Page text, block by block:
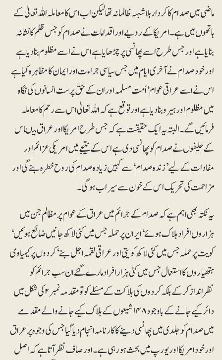
ماضی میں صدام کا کردار بلاشبہہ ظالمانہ تھا لیکن اب اس کامعاملہ اللہ تعالیٰ کے
ہاتھوں میں ہے۔ امریکا کے رویے اور اقدامات نے صدام کو جس ظلم کا نشانہ
بنایا ہے اور جس طرح اسے پھانسی پر چڑھایا ہے اس نے اسے مظلوم بنا دیا ہے
اور خود صدام نے آخری ایام میں جس سیاسی جراء ت اور ایمان کا مظاہرہ کیا ہے
اس نے اسے عراقی عوام‘ اُمت مسلمہ اور ان کے حق پرست انسانوں کی نگاہ
میں مظلوم اور ہیرو بنا دیا ہے اور توقع ہے کہ اللہ تعالیٰ اس سے رحم کا معاملہ
فرمائیں گے۔ البتہ یہ ایک حقیقت ہے کہ جس طرح امریکا اور عراق میںاس
کے حلیفوں نے صدام کو پھانسی دی ہے اس کے نتیجے میں امریکی عزائم اور
مفادات کے لیے ’زندہ صدام‘ سے کہیں زیادہ صدام کی روح خطرہ بنے گی اور
مزاحمت کی تحریک اس کے خون سے سیراب ہوگی۔
یہ نکتہ بھی اہم ہے کہ صدام کے جرائم میں عراق کے عوام پر مظالم جن میں
ہزاروں افراد ہلاک ہوئے‘ ایران پر حملہ جس میں کئی لاکھ جانیں ضائع ہوئیں‘
کویت پر حملہ جس میں کئی لاکھ کویتی اور عراقی لقمہ اجل بنے‘ کردوں پر کیمیاوی
ہتھیاروں کا استعمال جس میں کئی ہزار افراد مارے گئے ان سب جرائم کو
نظرانداز کر کے بلکہ کردوں کی ہلاکت کے مسئلے کو تو مقدمہ نمبر ۲ کی شکل میں
دائر کیے جانے کے باوجود ۱۴۸ شیعوں کے ہلاک کیے جانے والے مقدمے
میں صدام کو جلدی میں پھانسی دینے کا کارنامہ انجام دیا گیا جس کی وجوہ پر عراق
اور خود امریکا اور یورپ میں بحث ہو رہی ہے۔ اور صاف نظر آتا ہے کہ اصل